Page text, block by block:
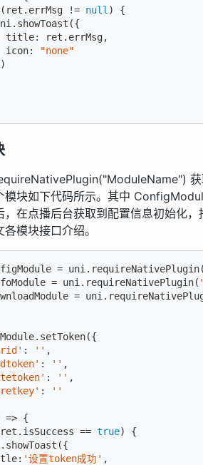
(ret.errMsg != null ) {
title: ret.errMsg,
icon:
"none"
模块如下代码所示。其中
，在点播后台获取到配置信息初始化
模块接口介绍。
=
= uni.requireNativePlugin(
=
: '' ,
: '' ,
: '' ,
:
''
=> {
== true) {
'设置token成功' ,